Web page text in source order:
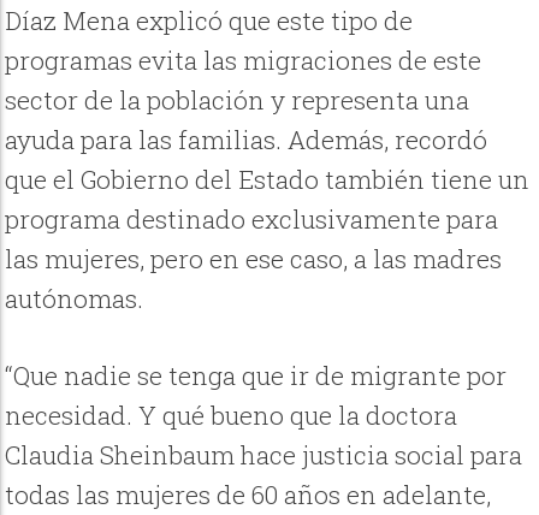
Díaz Mena explicó que este tipo de
programas evita las migraciones de este
sector de la población y representa una
ayuda para las familias. Además, recordó
que el Gobierno del Estado también tiene un
programa destinado exclusivamente para
las mujeres, pero en ese caso, a las madres
autónomas.
“Que nadie se tenga que ir de migrante por
necesidad. Y qué bueno que la doctora
Claudia Sheinbaum hace justicia social para
todas las mujeres de 60 años en adelante,